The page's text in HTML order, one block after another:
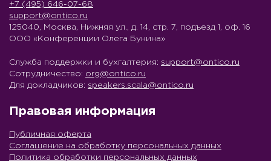
+7 (495) 646-07-68
support@ontico.ru
125040, Москва, Нижняя ул., д. 14, стр. 7, подъезд 1, оф. 16
ООО «Конференции Олега Бунина»
Служба поддержки и бухгалтерия: support@ontico.ru
Сотрудничество: org@ontico.ru
Для докладчиков: speakers.scala@ontico.ru
Правовая информация
Публичная оферта
Соглашение на обработку персональных данных
Политика обработки персональных данных